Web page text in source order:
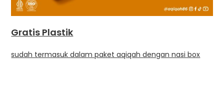
Gratis Plastik
sudah termasuk dalam paket aqiqah dengan nasi box